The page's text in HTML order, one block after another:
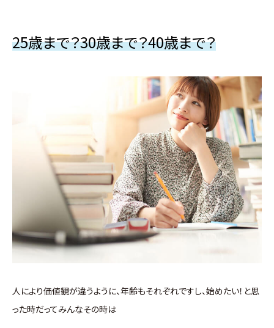
25歳まで？30歳まで？40歳まで？
人により価値観が違うように、年齢もそれぞれですし、始めたい！と思
った時だってみんなその時は